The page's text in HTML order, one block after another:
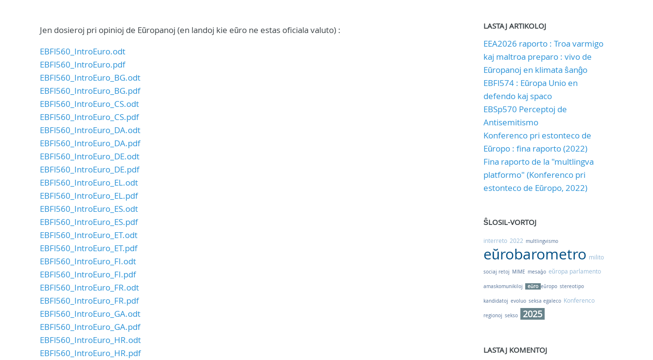
Jen dosieroj pri opinioj de Eŭropanoj (en landoj kie eŭro ne estas oficiala valuto) :
EBFl560_IntroEuro.odt
EBFl560_IntroEuro.pdf
EBFl560_IntroEuro_BG.odt
EBFl560_IntroEuro_BG.pdf
EBFl560_IntroEuro_CS.odt
EBFl560_IntroEuro_CS.pdf
EBFl560_IntroEuro_DA.odt
EBFl560_IntroEuro_DA.pdf
EBFl560_IntroEuro_DE.odt
EBFl560_IntroEuro_DE.pdf
EBFl560_IntroEuro_EL.odt
EBFl560_IntroEuro_EL.pdf
EBFl560_IntroEuro_ES.odt
EBFl560_IntroEuro_ES.pdf
EBFl560_IntroEuro_ET.odt
EBFl560_IntroEuro_ET.pdf
EBFl560_IntroEuro_FI.odt
EBFl560_IntroEuro_FI.pdf
EBFl560_IntroEuro_FR.odt
EBFl560_IntroEuro_FR.pdf
EBFl560_IntroEuro_GA.odt
EBFl560_IntroEuro_GA.pdf
EBFl560_IntroEuro_HR.odt
EBFl560_IntroEuro_HR.pdf
LASTAJ ARTIKOLOJ
EEA2026 raporto : Troa varmigo
kaj maltroa preparo : vivo de
Eŭropanoj en klimata ŝanĝo
EBFl574 : Eŭropa Unio en
defendo kaj spaco
EBSp570 Perceptoj de
Antisemitismo
Konferenco pri estonteco de
Eŭropo : fina raporto (2022)
Fina raporto de la "multlingva
platformo" (Konferenco pri
estonteco de Eŭropo, 2022)
ŜLOSIL-VORTOJ
interreto 2022 multlingvismo
eŭrobarometro milito
sociaj retoj MIME mesaĝo eŭropa parlamento
amaskomunikiloj eŭro eŭropo stereotipo
kandidatoj evoluo seksa egaleco Konferenco
regionoj sekso 2025
LASTAJ KOMENTOJ